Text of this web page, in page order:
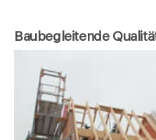
Baubegleitende